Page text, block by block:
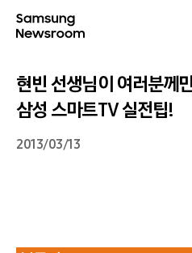
현빈 선생님이 여러분께
삼성 스마트TV 실전팁!
2013/03/13